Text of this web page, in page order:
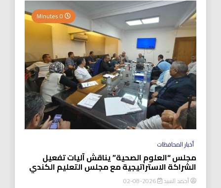
أخبار المحافظات
مجلس “العلوم الصحية” يناقش آليات تفعيل
الشراكة الاستراتيجية مع مجلس التعليم الكندي
أحمد السيد 2026-08-02